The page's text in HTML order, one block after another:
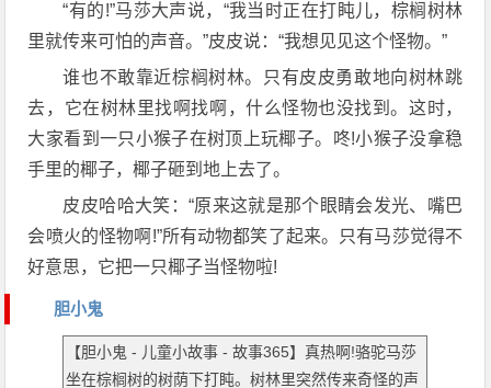
“有的!”马莎大声说，“我当时正在打盹儿，棕榈树林
里就传来可怕的声音。”皮皮说：“我想见见这个怪物。”
谁也不敢靠近棕榈树林。只有皮皮勇敢地向树林跳
去，它在树林里找啊找啊，什么怪物也没找到。这时，
大家看到一只小猴子在树顶上玩椰子。咚!小猴子没拿稳
手里的椰子，椰子砸到地上去了。
皮皮哈哈大笑：“原来这就是那个眼睛会发光、嘴巴
会喷火的怪物啊!”所有动物都笑了起来。只有马莎觉得不
好意思，它把一只椰子当怪物啦!
胆小鬼